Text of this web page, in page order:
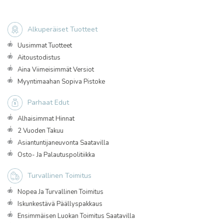
Alkuperäiset Tuotteet
Uusimmat Tuotteet
Aitoustodistus
Aina Viimeisimmät Versiot
Myyntimaahan Sopiva Pistoke
Parhaat Edut
Alhaisimmat Hinnat
2 Vuoden Takuu
Asiantuntijaneuvonta Saatavilla
Osto- Ja Palautuspolitiikka
Turvallinen Toimitus
Nopea Ja Turvallinen Toimitus
Iskunkestävä Päällyspakkaus
Ensimmäisen Luokan Toimitus Saatavilla